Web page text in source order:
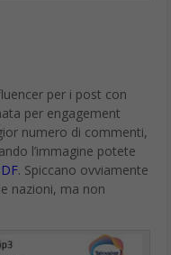
per i post con
per engagement
numero di commenti,
l’immagine potete
. Spiccano ovviamente
nazioni, ma non